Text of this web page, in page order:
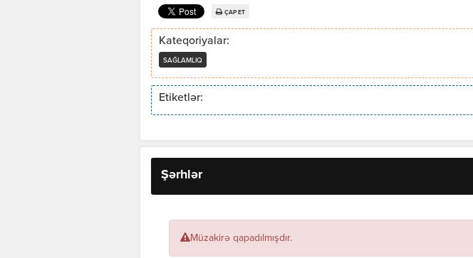
ÇAP ET
Kateqoriyalar:
SAĞLAMLIQ
Etiketlər:
Şərhlər
Müzakirə qapadılmışdır.